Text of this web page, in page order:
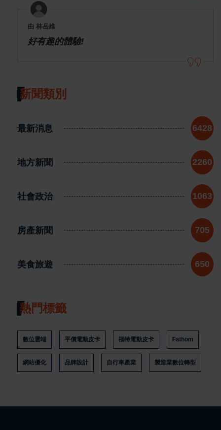
由 林岳維
好有趣的體驗!
新聞類別
最新消息 6428
地方新聞 2260
社會政治 1063
房產新聞 705
美食旅遊 650
熱門標籤
數位雲端 平價電動皮卡 福特電動皮卡 Fathom
網站優化 品牌設計 自行車產業 製造業數位轉型